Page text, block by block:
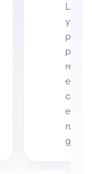
La
y
cada
es
ruta
guía